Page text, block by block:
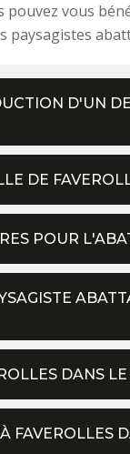
pouvez vous
paysagistes
D'UN
DE
POUR
DANS
FAVEROLLES